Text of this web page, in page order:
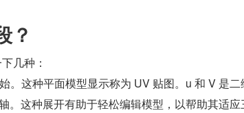
？
几种：
。这种平面模型显示称为 UV 贴图。u 和 V 是二
。这种展开有助于轻松编辑模型，以帮助其适应